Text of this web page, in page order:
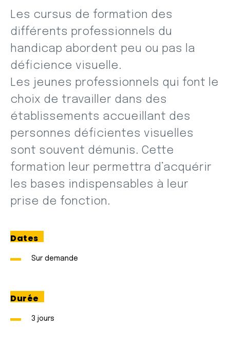
Les cursus de formation des
différents professionnels du
handicap abordent peu ou pas la
déficience visuelle.
Les jeunes professionnels qui font le
choix de travailler dans des
établissements accueillant des
personnes déficientes visuelles
sont souvent démunis. Cette
formation leur permettra d’acquérir
les bases indispensables à leur
prise de fonction.
Dates
Sur demande
Durée
3 jours